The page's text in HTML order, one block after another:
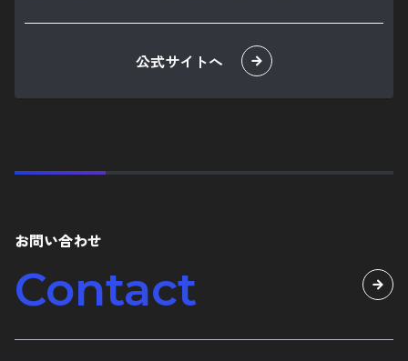
お問い合わせ
Contact